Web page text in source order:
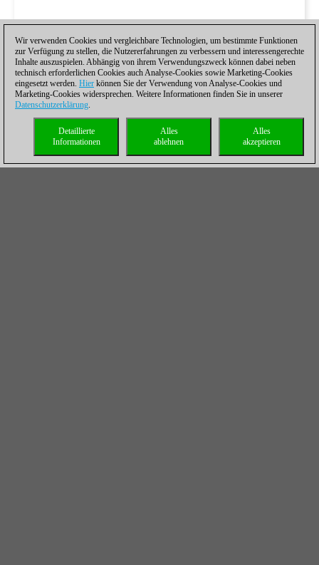
Wir verwenden Cookies und vergleichbare Technologien, um bestimmte Funktionen
zur Verfügung zu stellen, die Nutzererfahrungen zu verbessern und interessengerechte
Inhalte auszuspielen. Abhängig von ihrem Verwendungszweck können dabei neben
technisch erforderlichen Cookies auch Analyse-Cookies sowie Marketing-Cookies
eingesetzt werden. Hier können Sie der Verwendung von Analyse-Cookies und
Marketing-Cookies widersprechen. Weitere Informationen finden Sie in unserer
Datenschutzerklärung.
Alles
akzeptieren
Alles
ablehnen
Detaillierte
Informationen